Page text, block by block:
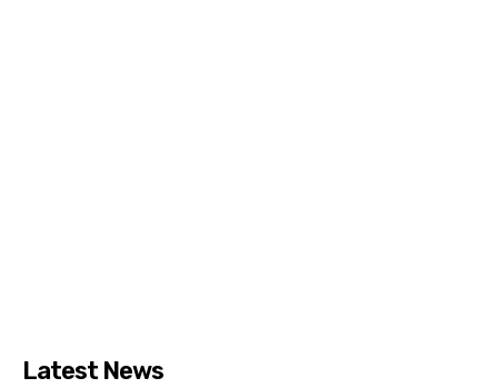
Latest News